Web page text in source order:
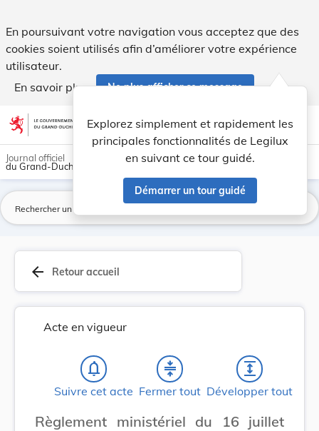
En poursuivant votre navigation vous acceptez que des
cookies soient utilisés afin d’améliorer votre expérience
utilisateur.
En savoir plus
Ne plus afficher ce message
Aller au contenu account_circle help Aide
Explorez simplement et rapidement les
principales fonctionnalités de Legilux
en suivant ce tour guidé.
Démarrer un tour guidé
light_mode dark_mode
Journal officiel
du Grand-Duché de Luxembourg
arrow_back Retour accueil
Acte en vigueur
notifications_none
Suivre cet acte
compress
Fermer tout
expand
Développer tout
Règlement ministériel du 16 juillet